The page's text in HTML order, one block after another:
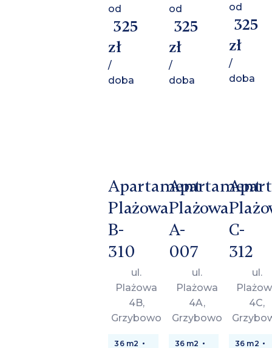
od
325
zł
/
doba
od
325
zł
/
doba
od
325
zł
/
doba
Apartament
Plażowa
B-
310
ul.
Plażowa
4B,
Grzybowo
36 m2
Apartament
Plażowa
A-
007
ul.
Plażowa
4A,
Grzybowo
36 m2
C-
312
ul.
4C,
36 m2